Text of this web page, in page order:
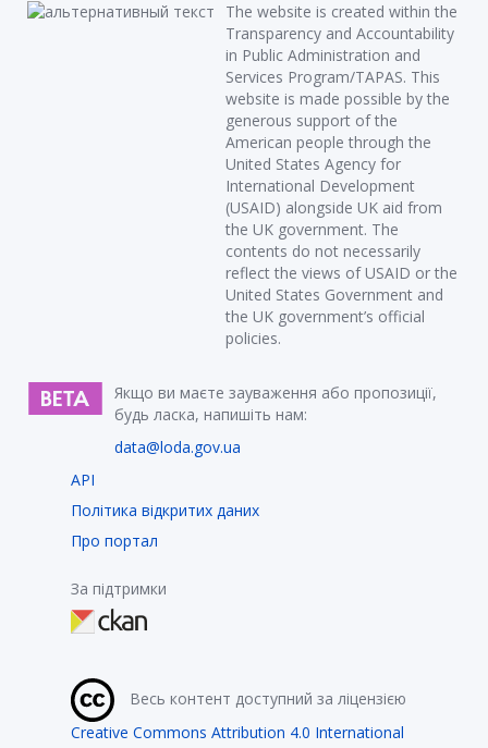
The website is created within the
Transparency and Accountability
in Public Administration and
Services Program/TAPAS. This
website is made possible by the
generous support of the
American people through the
United States Agency for
International Development
(USAID) alongside UK aid from
the UK government. The
contents do not necessarily
reflect the views of USAID or the
United States Government and
the UK government’s official
policies.
Якщо ви маєте зауваження або пропозиції,
будь ласка, напишіть нам:
data@loda.gov.ua
API
Політика відкритих даних
Про портал
За підтримки
Весь контент доступний за ліцензією
Creative Commons Attribution 4.0 International